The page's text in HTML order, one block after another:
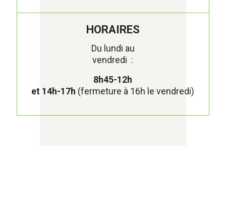
HORAIRES
Du lundi au
vendredi :
8h45-12h
et 14h-17h (fermeture à 16h le vendredi)